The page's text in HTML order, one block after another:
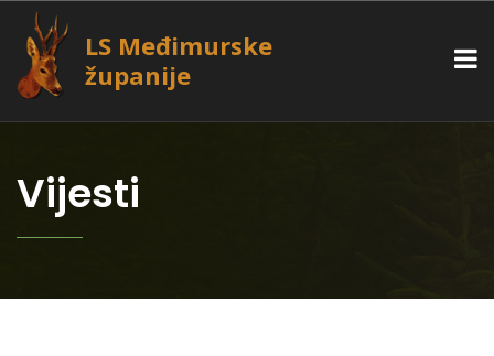
LS Međimurske
županije
Vijesti